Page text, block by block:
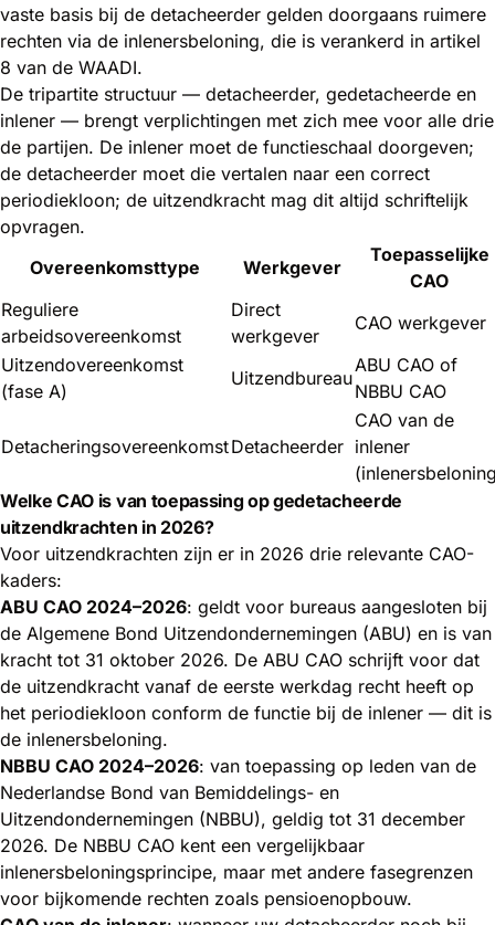
vaste basis bij de detacheerder gelden doorgaans ruimere
rechten via de inlenersbeloning, die is verankerd in artikel
8 van de WAADI.
De tripartite structuur — detacheerder, gedetacheerde en
inlener — brengt verplichtingen met zich mee voor alle drie
de partijen. De inlener moet de functieschaal doorgeven;
de detacheerder moet die vertalen naar een correct
periodiekloon; de uitzendkracht mag dit altijd schriftelijk
opvragen.
Overeenkomsttype
Werkgever
Toepasselijke
CAO
Reguliere
arbeidsovereenkomst
Direct
werkgever
CAO werkgever
Uitzendovereenkomst
(fase A)
Uitzendbureau
ABU CAO of
NBBU CAO
DetacheringsovereenkomstDetacheerder
CAO van de
inlener
Welke CAO is van toepassing op gedetacheerde
uitzendkrachten in 2026?
Voor uitzendkrachten zijn er in 2026 drie relevante CAO-
kaders:
ABU CAO 2024–2026: geldt voor bureaus aangesloten bij
de Algemene Bond Uitzendondernemingen (ABU) en is van
kracht tot 31 oktober 2026. De ABU CAO schrijft voor dat
de uitzendkracht vanaf de eerste werkdag recht heeft op
het periodiekloon conform de functie bij de inlener — dit is
de inlenersbeloning.
NBBU CAO 2024–2026: van toepassing op leden van de
Nederlandse Bond van Bemiddelings- en
Uitzendondernemingen (NBBU), geldig tot 31 december
2026. De NBBU CAO kent een vergelijkbaar
inlenersbeloningsprincipe, maar met andere fasegrenzen
voor bijkomende rechten zoals pensioenopbouw.